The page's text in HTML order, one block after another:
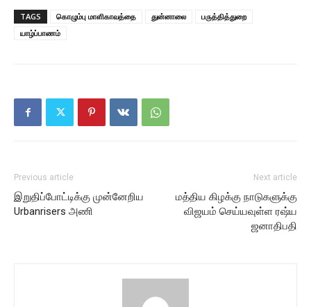
TAGS கொழும்பு மாளிகாவத்தை துன்னாலை
பருத்தித்துறை
யாழ்ப்பாணம்
Previous article
இறுதிப்போட்டிக்கு முன்னேறிய
Urbanrisers அணி
Next article
மத்திய கிழக்கு நாடுகளுக்கு
விஜயம் செய்யவுள்ள ரஷ்ய
ஜனாதிபதி